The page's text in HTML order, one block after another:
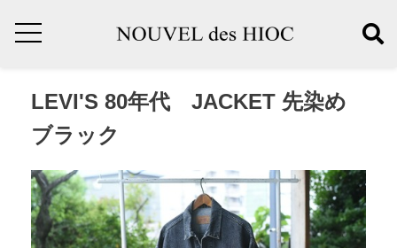
LEVI'S 80年代 JACKET 先染め
ブラック